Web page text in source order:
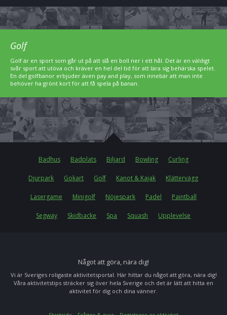
Golf
Golf är en sport som går ut på att slå en boll ner i ett hål. Det är en väldigt
svår sport att utöva och kräver en hel del tid för att lära sig behärska spelet.
En del golfbanor erbjuder även pay and play, som innebär att man inte
behöver ha grönt kort för att få spela på banan.
Badhus Badplats Biljard Bowling Curling
Djurpark Gokart Golf Kanot & Kajak Klättervägg
Lasergame Minigolf Nöjespark Padel Paintball
Segway Skidbacke Spa Squash Upplevelse
Något att göra, nära dig!
Vi är Sveriges roligaste aktivitetsportal. Här hittar du något att göra, nära dig!
Våra aktivitetstips sträcker sig över hela Sverige och det är lätt att hitta en
aktivitet för dig och dina vänner.